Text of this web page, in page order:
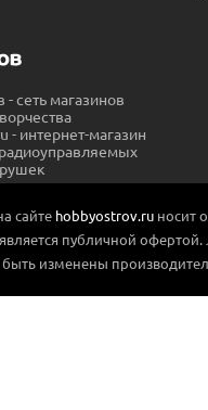
сеть магазинов
- интернет-магазин
сайте hobbyostrov.ru носит
публичной
быть изменены